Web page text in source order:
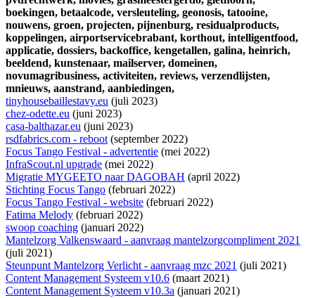
boekingen, betaalcode, versleuteling, geonosis, tatooine,
nouwens, groen, projecten, pijnenburg, residualproducts,
koppelingen, airportservicebrabant, korthout, intelligentfood,
applicatie, dossiers, backoffice, kengetallen, galina, heinrich,
beeldend, kunstenaar, mailserver, domeinen,
novumagribusiness, activiteiten, reviews, verzendlijsten,
mnieuws, aanstrand, aanbiedingen,
tinyhousebaillestavy.eu (juli 2023)
chez-odette.eu (juni 2023)
casa-balthazar.eu (juni 2023)
rsdfabrics.com - reboot(september 2022)
Focus Tango Festival - advertentie (mei 2022)
InfraScout.nl upgrade (mei 2022)
Migratie MYGEETO naar DAGOBAH (april 2022)
Stichting Focus Tango (februari 2022)
Focus Tango Festival - website (februari 2022)
Fatima Melody (februari 2022)
swoop coaching (januari 2022)
Mantelzorg Valkenswaard - aanvraag mantelzorgcompliment 2021
(juli 2021)
Steunpunt Mantelzorg Verlicht - aanvraag mzc 2021 (juli 2021)
Content Management Systeem v10.6 (maart 2021)
Content Management Systeem v10.3a (januari 2021)